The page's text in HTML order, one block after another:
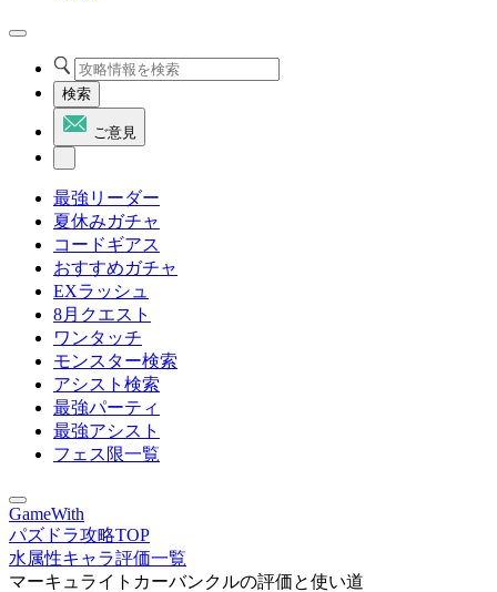
検索
ご意見
最強リーダー
夏休みガチャ
コードギアス
おすすめガチャ
EXラッシュ
8月クエスト
ワンタッチ
モンスター検索
アシスト検索
最強パーティ
最強アシスト
フェス限一覧
GameWith
パズドラ攻略TOP
水属性キャラ評価一覧
マーキュライトカーバンクルの評価と使い道